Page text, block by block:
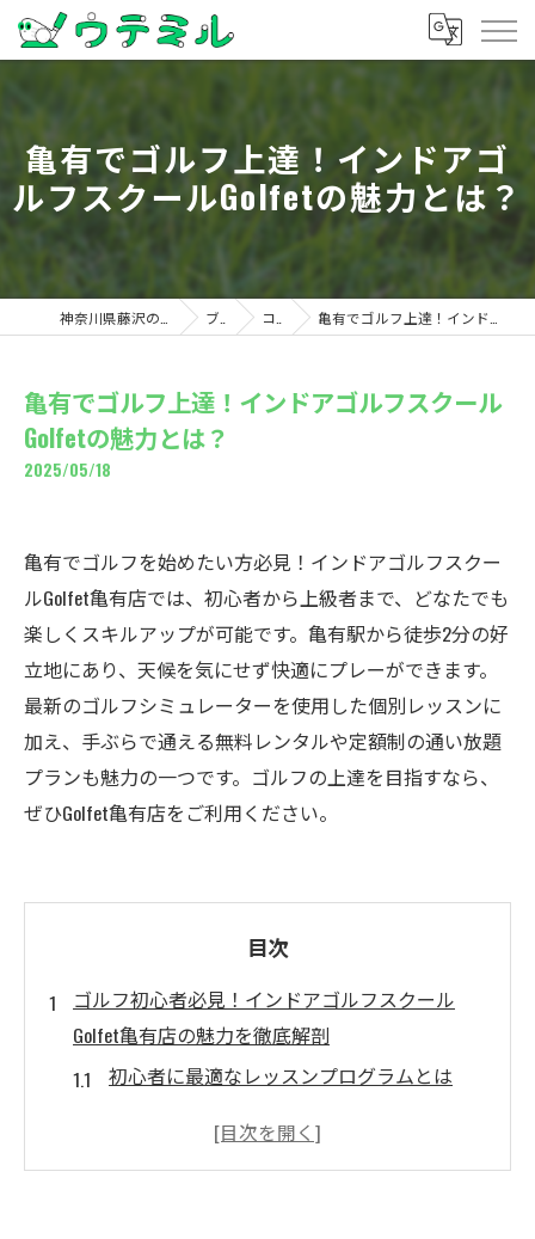
亀有でゴルフ上達！インドアゴ
ルフスクールGolfetの魅力とは？
ブログ コラム 亀有でゴルフ上達！インドアゴルフスクールGolfetの魅力とは？
亀有でゴルフ上達！インドアゴルフスクール
Golfetの魅力とは？
2025/05/18
亀有でゴルフを始めたい方必見！インドアゴルフスクー
ルGolfet亀有店では、初心者から上級者まで、どなたでも
楽しくスキルアップが可能です。亀有駅から徒歩2分の好
立地にあり、天候を気にせず快適にプレーができます。
最新のゴルフシミュレーターを使用した個別レッスンに
加え、手ぶらで通える無料レンタルや定額制の通い放題
プランも魅力の一つです。ゴルフの上達を目指すなら、
ぜひGolfet亀有店をご利用ください。
目次
ゴルフ初心者必見！インドアゴルフスクール
Golfet亀有店の魅力を徹底解剖
初心者に最適なレッスンプログラムとは
ゴルフの基礎を学ぶための効果的な方法